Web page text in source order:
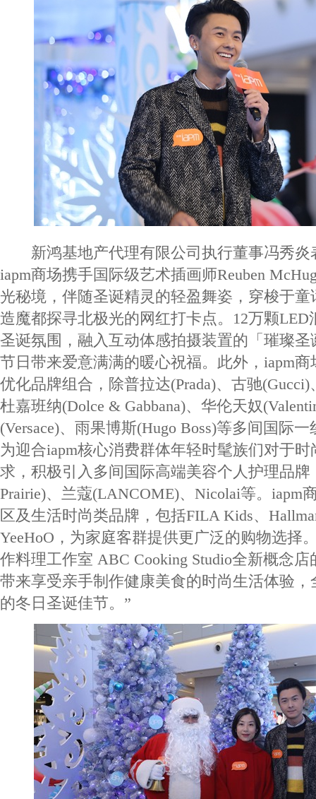
新鸿基地产代理有限公司执行董事冯秀炎
iapm商场携手国际级艺术插画师Reuben
光秘境，伴随圣诞精灵的轻盈舞姿，穿梭于
造魔都探寻北极光的网红打卡点。12万颗LED
圣诞氛围，融入互动体感拍摄装置的「璀璨
节日带来爱意满满的暖心祝福。此外，iapm
优化品牌组合，除普拉达(Prada)、古驰
杜嘉班纳(Dolce & Gabbana)、华伦天奴
(Versace)、雨果博斯(Hugo Boss)等多间国际
为迎合iapm核心消费群体年轻时髦族们对于
求，积极引入多间国际高端美容个人护理品牌
Prairie)、兰蔻(LANCOME)、Nicolai等。iapm
区及生活时尚类品牌，包括FILA Kids、
YeeHoO，为家庭客群提供更广泛的购物选择
作料理工作室 ABC Cooking Studio全新概念
带来享受亲手制作健康美食的时尚生活体验
的冬日圣诞佳节。”